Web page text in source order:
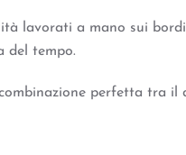
lavorati a mano sui
del tempo.
perfetta tra il